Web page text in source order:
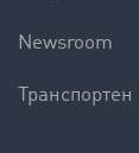
Newsroom